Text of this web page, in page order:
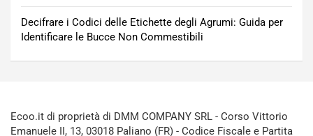
Decifrare i Codici delle Etichette degli Agrumi: Guida per
Identificare le Bucce Non Commestibili
Ecoo.it di proprietà di DMM COMPANY SRL - Corso Vittorio
Emanuele II, 13, 03018 Paliano (FR) - Codice Fiscale e Partita